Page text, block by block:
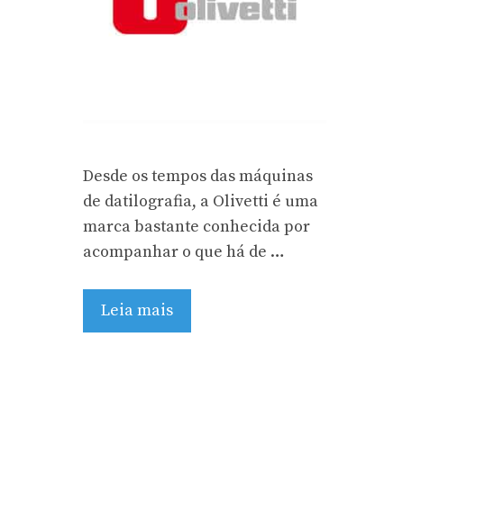
Desde os tempos das máquinas
de datilografia, a Olivetti é uma
marca bastante conhecida por
acompanhar o que há de …
Leia mais